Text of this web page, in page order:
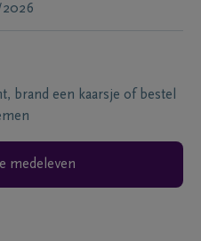
brand een kaarsje of bestel
medeleven